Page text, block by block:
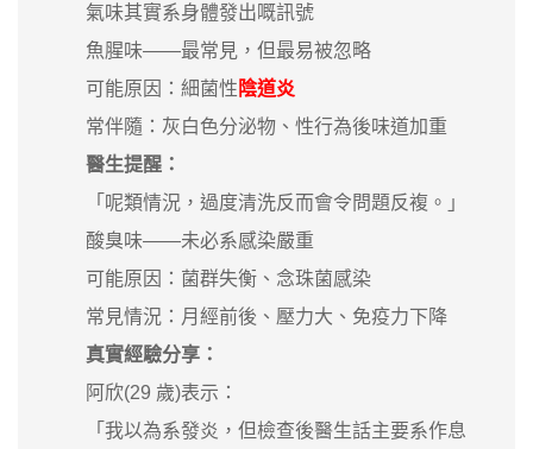
氣味其實系身體發出嘅訊號
魚腥味——最常見，但最易被忽略
可能原因：細菌性 陰道炎
常伴隨：灰白色分泌物、性行為後味道加重
醫生提醒：
「呢類情況，過度清洗反而會令問題反複。」
酸臭味——未必系感染嚴重
可能原因：菌群失衡、念珠菌感染
常見情況：月經前後、壓力大、免疫力下降
真實經驗分享：
阿欣(29 歲)表示：
「我以為系發炎，但檢查後醫生話主要系作息